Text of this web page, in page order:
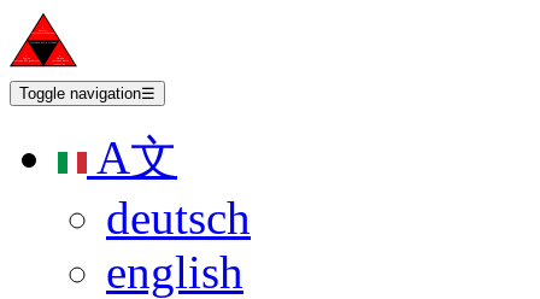
Toggle navigation☰
A文
deutsch
english